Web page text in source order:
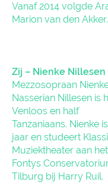
Vanaf 2014 volgde
Marion van den Akker.
Zij – Nienke Nillesen
Mezzosopraan
Nasserian Nillesen is
Venloos en half
Tanzaniaans. Nienke
jaar en studeert
Muziektheater aan het
Fontys
Tilburg bij Harry Ruil.